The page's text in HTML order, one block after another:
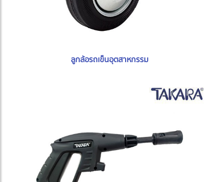
ลูกล้อรถเข็นอุตสาหกรรม